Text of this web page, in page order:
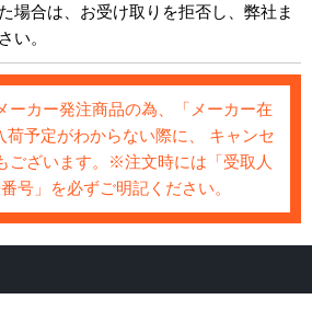
場合は、お受け取りを拒否し、弊社ま
い。
カー発注商品の為、「メーカー在
荷予定がわからない際に、 キャンセ
ございます。※注文時には「受取人
号」を必ずご明記ください。